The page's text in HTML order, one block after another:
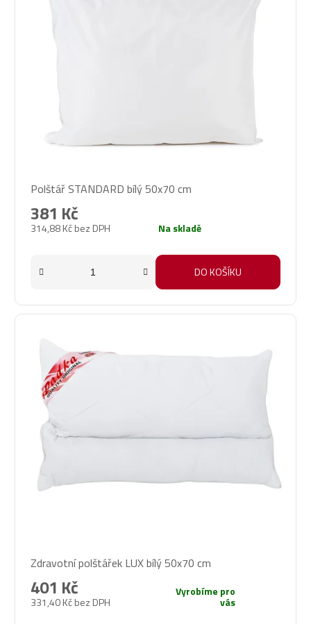
Polštář STANDARD bílý 50x70 cm
314,88 Kč bez DPH
381 Kč
Na skladě
DO KOŠÍKU
hodnocení
produktu
je
Zdravotní polštářek LUX bílý 50x70 cm
331,40 Kč bez DPH
401 Kč Vyrobíme pro
vás